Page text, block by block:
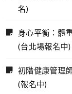
名)
身心平衡：體
(台北場報名中)
初階健康管理
(報名中)